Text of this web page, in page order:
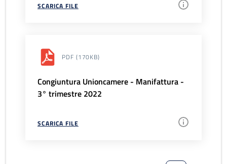
SCARICA FILE
PDF (170KB)
Congiuntura Unioncamere - Manifattura -
3° trimestre 2022
SCARICA FILE